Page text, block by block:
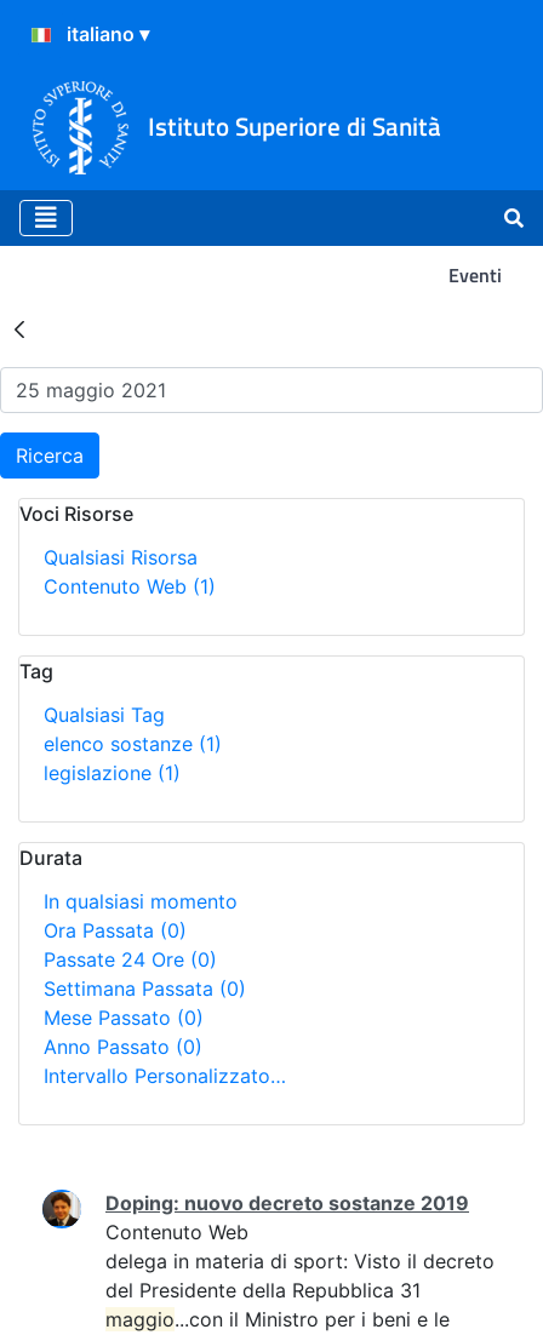
Istituto Superiore di Sanità
Eventi
Risultati della Ricerca -
Ricerca
Voci Risorse
Qualsiasi Risorsa
Contenuto Web (1)
Tag
Qualsiasi Tag
elenco sostanze (1)
legislazione (1)
Durata
In qualsiasi momento
Ora Passata (0)
Passate 24 Ore (0)
Settimana Passata (0)
Mese Passato (0)
Anno Passato (0)
Intervallo Personalizzato…
Ricerca
Doping: nuovo decreto sostanze 2019
Contenuto Web
delega in materia di sport: Visto il decreto
del Presidente della Repubblica 31
maggio...con il Ministro per i beni e le